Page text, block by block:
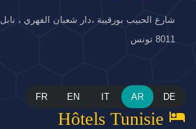
شارع الحبيب بورقيبة ،دار شعبان الفهري ، نابل.
8011 تونس
FR EN IT AR DE
hotel